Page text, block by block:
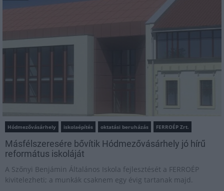
Hódmezővásárhely iskolaépítés oktatási beruházás FERROÉP Zrt.
Másfélszeresére bővítik Hódmezővásárhely jó hírű
református iskoláját
A Szőnyi Benjámin Általános Iskola fejlesztését a FERROÉP
kivitelezheti; a munkák csaknem egy évig tartanak majd.